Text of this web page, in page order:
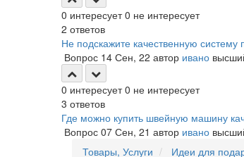
0 интересует 0 не интересует
2 ответов
Не подскажите качественную
Вопрос 14 Сен, 22 автор ивано
0 интересует 0 не интересует
3 ответов
Где можно купить швейную машину
Вопрос 07 Сен, 21 автор ивано
Товары, Услуги
Идеи для